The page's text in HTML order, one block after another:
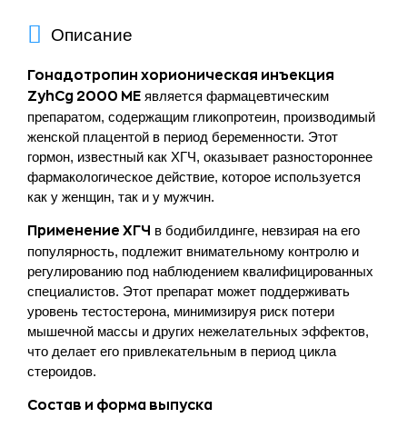
Описание
Гонадотропин хорионическая инъекция
ZyhCg 2000 ME является фармацевтическим
препаратом, содержащим гликопротеин, производимый
женской плацентой в период беременности. Этот
гормон, известный как ХГЧ, оказывает разностороннее
фармакологическое действие, которое используется
как у женщин, так и у мужчин.
Применение ХГЧ в бодибилдинге, невзирая на его
популярность, подлежит внимательному контролю и
регулированию под наблюдением квалифицированных
специалистов. Этот препарат может поддерживать
уровень тестостерона, минимизируя риск потери
мышечной массы и других нежелательных эффектов,
что делает его привлекательным в период цикла
стероидов.
Состав и форма выпуска